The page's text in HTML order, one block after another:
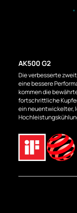
AK500 G2
Die verbesserte
eine bessere
kommen die
fortschrittliche
ein neuentwickelter,